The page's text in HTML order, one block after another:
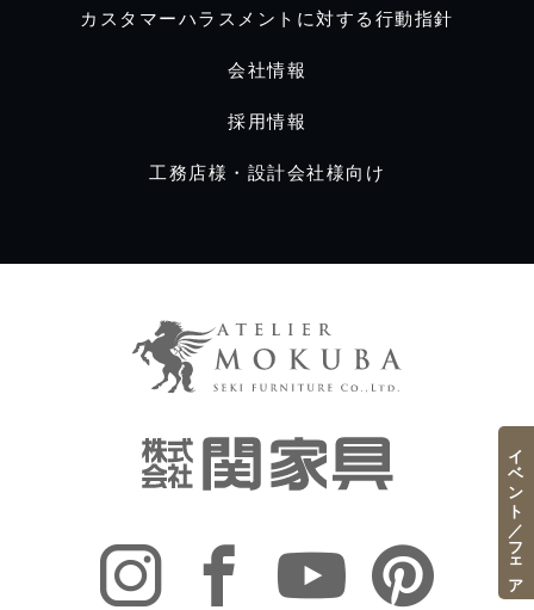
カスタマーハラスメントに対する行動指針
会社情報
採用情報
工務店様・設計会社様向け
イベント／フェア